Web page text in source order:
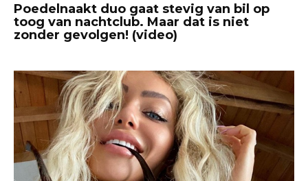
Poedelnaakt duo gaat stevig van bil op
toog van nachtclub. Maar dat is niet
zonder gevolgen! (video)